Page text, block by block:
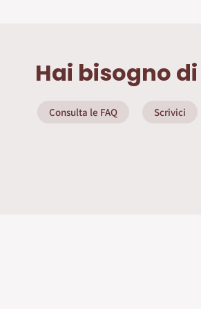
Hai bisogno
Consulta le FAQ Scrivici